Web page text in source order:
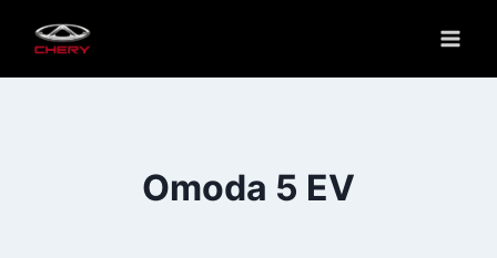
Omoda 5 EV